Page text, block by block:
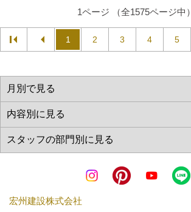
1ページ （全1575ページ中）
1 2 3 4 5
宏州建設株式会社